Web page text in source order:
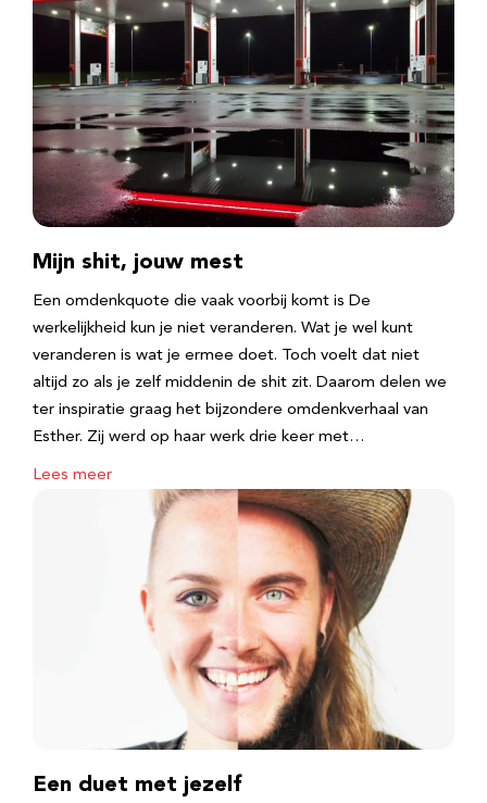
Mijn shit, jouw mest
Een omdenkquote die vaak voorbij komt is De
werkelijkheid kun je niet veranderen. Wat je wel kunt
veranderen is wat je ermee doet. Toch voelt dat niet
altijd zo als je zelf middenin de shit zit. Daarom delen we
ter inspiratie graag het bijzondere omdenkverhaal van
Esther. Zij werd op haar werk drie keer met…
Lees meer
Een duet met jezelf